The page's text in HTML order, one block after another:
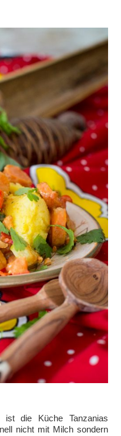
ist die Küche Tanzanias
nicht mit Milch sondern